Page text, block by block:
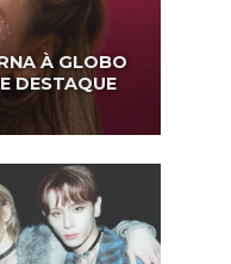
À GLOBO
DESTAQUE